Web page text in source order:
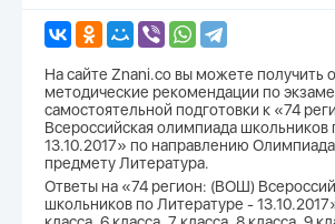
На сайте Znani.co вы можете получить
методические рекомендации по
самостоятельной подготовки к «74
Всероссийская олимпиада школьников
13.10.2017» по направлению
предмету Литература.
Ответы на «74 регион: (ВОШ)
школьников по Литературе -